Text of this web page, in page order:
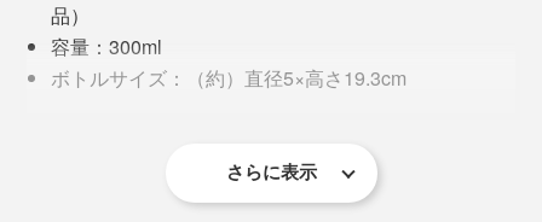
トリートメントは、髪の“内側”に、水分や栄養分を浸透
させて、傷んだ髪そのものを、補修してくれる効果があ
ります。
ちなみに、リンス（コンディショナーとも呼ぶ）は、髪
の“外側”をコーティングして、ダメージを予防してくれ
一方、頭皮や髪への刺激が強い、石油由来の界面活性剤
は不使用。ノンシリコン、ノンパラベン、無着色、無鉱
10万本もの髪を、トリートメントで補修するには、10
本の指では届きにくい。『572』の名前どおり、572本
ものピンがある「スカルプブラシ」を使いましょう。
品）
容量：300ml
ボトルサイズ：（約）直径5×高さ19.3cm
ルアルコール・アボカド油・イソステアリン酸水添
ヒマシ油・パルミチン酸イソプロピル・エチル硫酸
さらに表示